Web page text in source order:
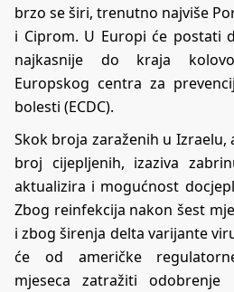
brzo se širi, trenutno najviše
i Ciprom. U Europi će postati
najkasnije do kraja
Europskog centra za
bolesti (ECDC).
Skok broja zaraženih u Izraelu,
broj cijepljenih, izaziva
aktualizira i mogućnost
Zbog reinfekcija nakon šest
i zbog širenja delta varijante
će od američke
mjeseca zatražiti